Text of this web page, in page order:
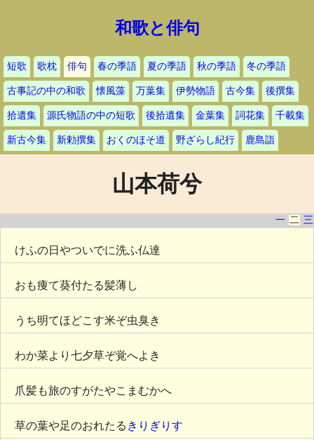
和歌と俳句
短歌 歌枕 俳句 春の季語 夏の季語 秋の季語 冬の季語
古事記の中の和歌 懐風藻 万葉集 伊勢物語 古今集 後撰集
拾遺集 源氏物語の中の短歌 後拾遺集 金葉集 詞花集 千載集
新古今集 新勅撰集 おくのほそ道 野ざらし紀行 鹿島詣
山本荷兮
一 二 三
けふの日やついでに洗ふ仏達
おも痩て葵付たる髪薄し
うち明てほどこす米ぞ虫臭き
わか菜より七夕草ぞ覚へよき
爪髪も旅のすがたやこまむかへ
草の葉や足のおれたる きりぎりす